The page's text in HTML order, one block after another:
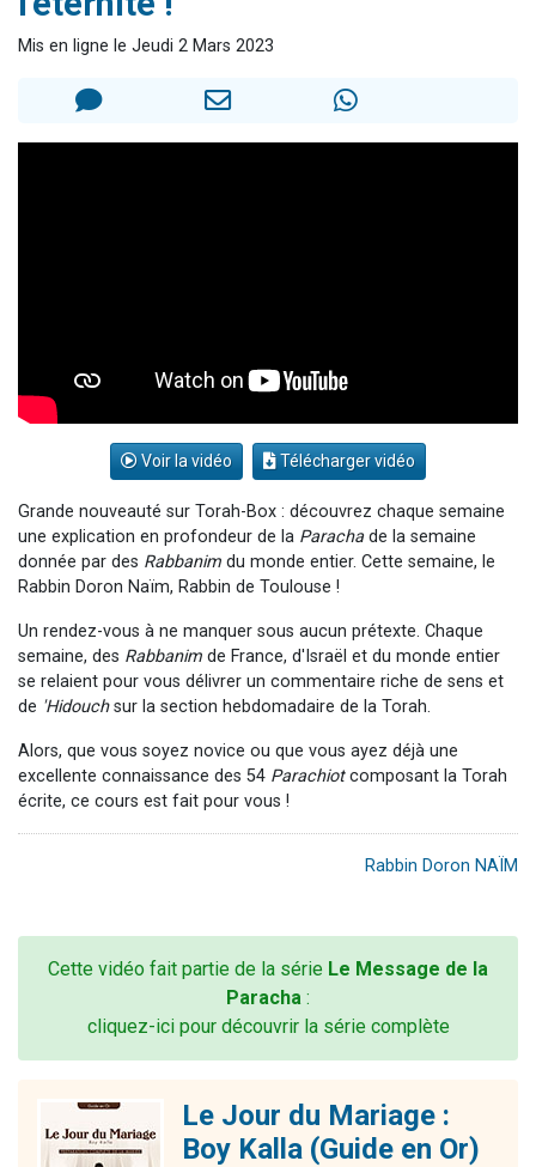
Il reste 49 places pour étudier en groupe sur Zoom
Mis en ligne le Jeudi 2 Mars 2023
Voir la vidéo Télécharger vidéo
Grande nouveauté sur Torah-Box : découvrez chaque semaine
une explication en profondeur de la Parachade la semaine
donnée par des Rabbanim du monde entier. Cette semaine, le
Rabbin Doron Naïm, Rabbin de Toulouse !
Un rendez-vous à ne manquer sous aucun prétexte. Chaque
semaine, des Rabbanim de France, d'Israël et du monde entier
se relaient pour vous délivrer un commentaire riche de sens et
de 'Hidouchsur la section hebdomadaire de la Torah.
Alors, que vous soyez novice ou que vous ayez déjà une
excellente connaissance des 54 Parachiotcomposant la Torah
écrite, ce cours est fait pour vous !
Rabbin Doron NAÏM
Cette vidéo fait partie de la série Le Message de la
Paracha :
cliquez-ici pour découvrir la série complète
Le Jour du Mariage :
Boy Kalla (Guide en Or)